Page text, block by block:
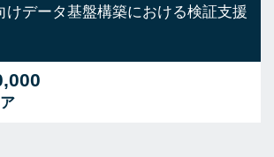
けデータ基盤構築における検証支援